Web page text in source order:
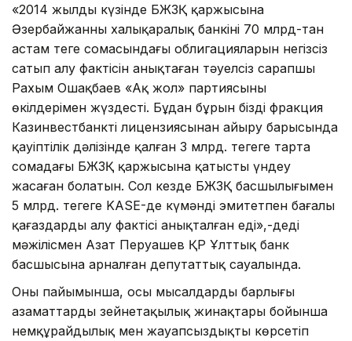
«2014 жылдың күзінде БЖЗҚ қаржысына
Әзербайжанның халықаралық банкінің 70 млрд-тан
астам теңге сомасындағы облигацияларын негізсіз
сатып алу фактісін анықтаған тәуелсіз сарапшы
Рахым Ошақбаев «Ақ жол» партиясының
өкілдерімен жүздесті. Бұдан бұрын біздің фракция
Казинвестбанкті лицензиясынан айыру барысында
қауіптілік дәлізінде қалған 3 млрд. теңгеге тарта
сомадағы БЖЗҚ қаржысына қатысты үндеу
жасаған болатын. Сол кезде БЖЗҚ басшылығымен
5 млрд. теңгеге KASE-де күмәнді эмитетпен бағалы
қағаздарды алу фактісі анықталған еді»,-деді
мәжілісмен Азат Перуашев ҚР Ұлттық банк
басшысына арналған депутаттық сауалында.
Оның пайымынша, осы мысалдардың барлығы
азаматтардың зейнетақылық жинақтары бойынша
немқұрайдылық мен жауапсыздықты көрсетіп